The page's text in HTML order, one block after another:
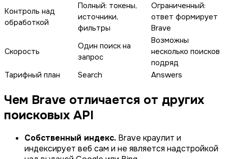
Контроль над
обработкой
Полный: токены,
источники,
фильтры
Ограниченный:
ответ формирует
Brave
Скорость
Один поиск на
запрос
Возможны
несколько поисков
подряд
Тарифный план
Search Answers
Чем Brave отличается от других
поисковых API
Собственный индекс. Brave краулит и
индексирует веб сам и не является надстройкой